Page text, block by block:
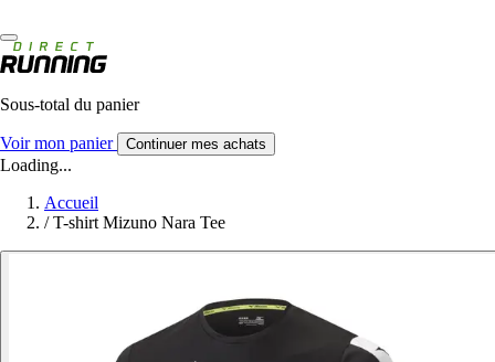
Sous-total du panier
Voir mon panier Continuer mes achats
Loading...
Accueil
/ T-shirt Mizuno Nara Tee